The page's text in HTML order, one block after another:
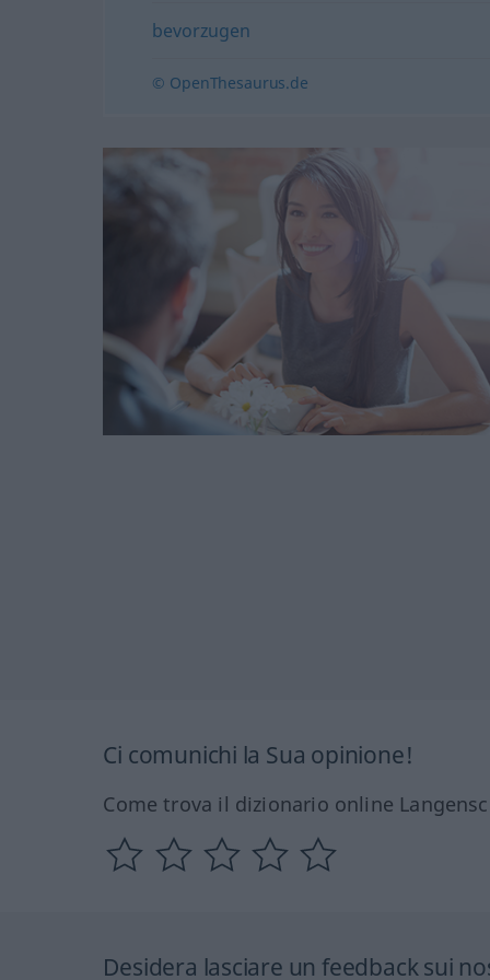
bevorzugen
© OpenThesaurus.de
Ci comunichi la Sua opinione!
Come trova il dizionario online
Desidera lasciare un feedback sui